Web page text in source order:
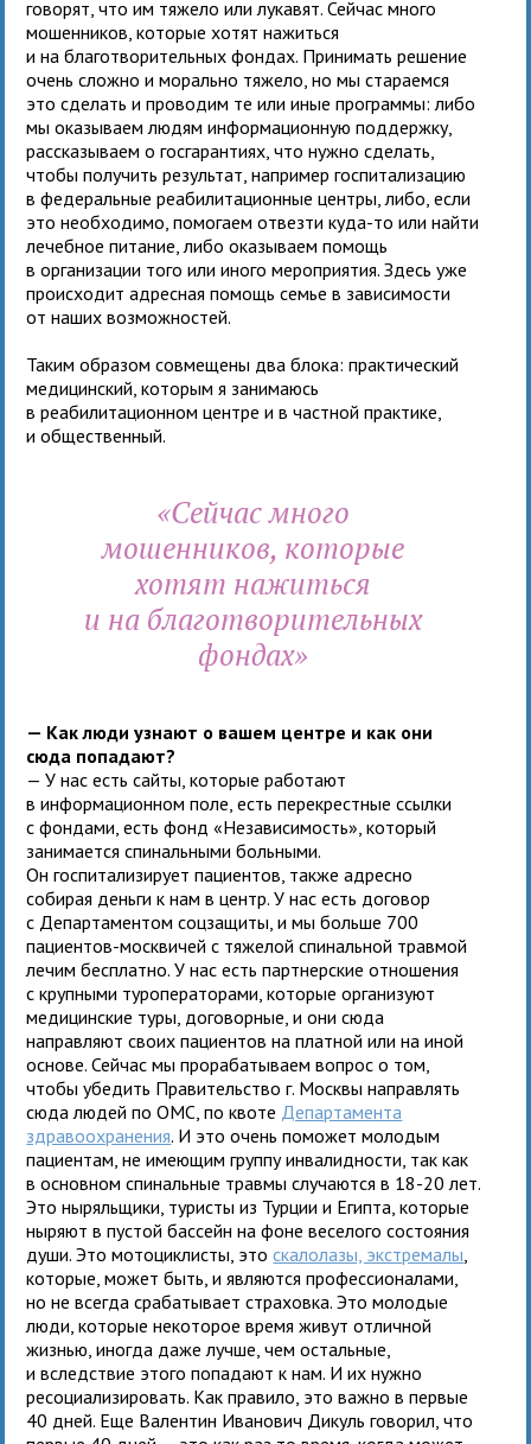
говорят, что им тяжело или лукавят. Сейчас много
мошенников, которые хотят нажиться
и на благотворительных фондах. Принимать решение
очень сложно и морально тяжело, но мы стараемся
это сделать и проводим те или иные программы: либо
мы оказываем людям информационную поддержку,
рассказываем о госгарантиях, что нужно сделать,
чтобы получить результат, например госпитализацию
в федеральные реабилитационные центры, либо, если
это необходимо, помогаем отвезти куда-то или найти
лечебное питание, либо оказываем помощь
в организации того или иного мероприятия. Здесь уже
происходит адресная помощь семье в зависимости
от наших возможностей.
Таким образом совмещены два блока: практический
медицинский, которым я занимаюсь
в реабилитационном центре и в частной практике,
и общественный.
«Сейчас много
мошенников, которые
хотят нажиться
и на благотворительных
фондах»
— Как люди узнают о вашем центре и как они
сюда попадают?
— У нас есть сайты, которые работают
в информационном поле, есть перекрестные ссылки
с фондами, есть фонд «Независимость», который
занимается спинальными больными.
Он госпитализирует пациентов, также адресно
собирая деньги к нам в центр. У нас есть договор
с Департаментом соцзащиты, и мы больше 700
пациентов-москвичей с тяжелой спинальной травмой
лечим бесплатно. У нас есть партнерские отношения
с крупными туроператорами, которые организуют
медицинские туры, договорные, и они сюда
направляют своих пациентов на платной или на иной
основе. Сейчас мы прорабатываем вопрос о том,
чтобы убедить Правительство г. Москвы направлять
сюда людей по ОМС, по квоте Департамента
здравоохранения. И это очень поможет молодым
пациентам, не имеющим группу инвалидности, так как
в основном спинальные травмы случаются в 18-20 лет.
Это ныряльщики, туристы из Турции и Египта, которые
ныряют в пустой бассейн на фоне веселого состояния
души. Это мотоциклисты, этоскалолазы, экстремалы
которые, может быть, и являются профессионалами,
но не всегда срабатывает страховка. Это молодые
люди, которые некоторое время живут отличной
жизнью, иногда даже лучше, чем остальные,
и вследствие этого попадают к нам. И их нужно
ресоциализировать. Как правило, это важно в первые
40 дней. Еще Валентин Иванович Дикуль говорил, что